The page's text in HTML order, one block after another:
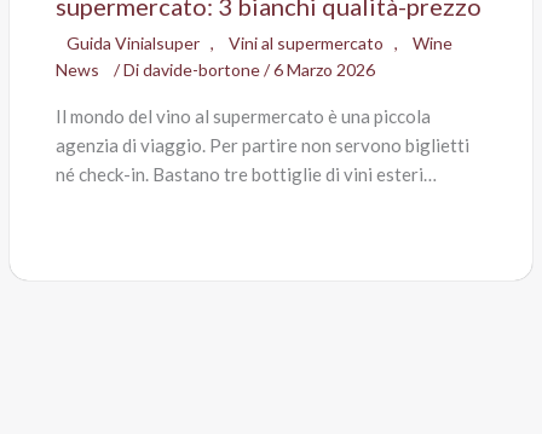
Guida Vinialsuper , Vini al supermercato ,
Wine
News
/ Didavide-bortone/6 Marzo 2026
Il mondo del vino al supermercato è una piccola
agenzia di viaggio. Per partire non servono biglietti
né check-in. Bastano tre bottiglie di vini esteri…